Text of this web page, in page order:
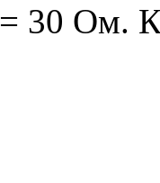
= 30 Ом.